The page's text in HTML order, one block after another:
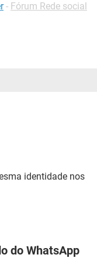
- Fórum Rede social
identidade nos
do WhatsApp